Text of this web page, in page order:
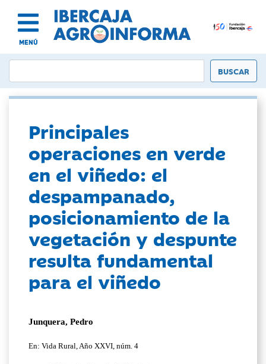
MENÚ
Principales
operaciones en verde
en el viñedo: el
despampanado,
posicionamiento de la
vegetación y despunte
resulta fundamental
para el viñedo
Junquera, Pedro
En: Vida Rural, Año XXVI, núm. 4